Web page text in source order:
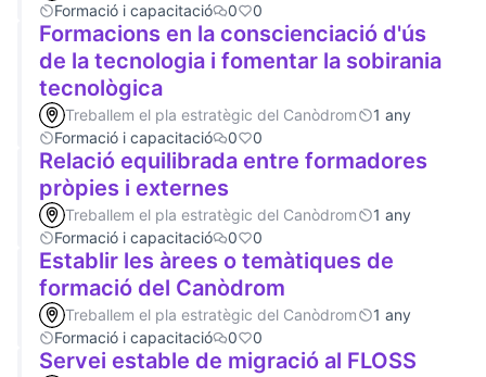
Formació i capacitació
0 0
Formacions en la conscienciació d'ús
de la tecnologia i fomentar la sobirania
tecnològica
Treballem el pla estratègic del Canòdrom
1 any
Formació i capacitació
0 0
Relació equilibrada entre formadores
pròpies i externes
Treballem el pla estratègic del Canòdrom
1 any
Formació i capacitació
0 0
Establir les àrees o temàtiques de
formació del Canòdrom
Treballem el pla estratègic del Canòdrom
1 any
Formació i capacitació
0 0
Servei estable de migració al FLOSS